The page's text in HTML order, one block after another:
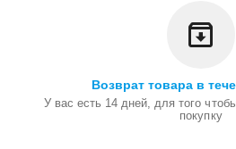
Возврат товара в
У вас есть 14 дней, для того
покупку